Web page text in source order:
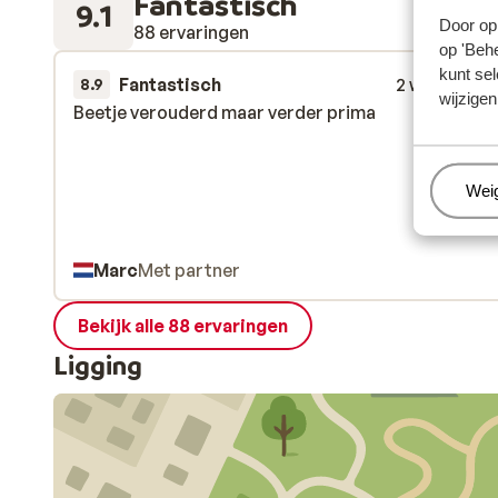
Door
op
kunt
9.1 88 ervaringen
8.9 Fantastisch
2 weken
Beetje verouderd maar verder prima
Beetje verouderd maar verder prima
MarcMet partner
Bekijk alle 88 ervaringen
Ligging